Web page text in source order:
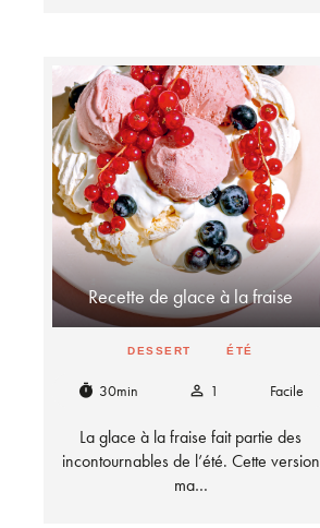
Recette de glace à la fraise
DESSERT ÉTÉ
timer 30min person_outline 1 Facile
La glace à la fraise fait partie des
incontournables de l’été. Cette version
ma…